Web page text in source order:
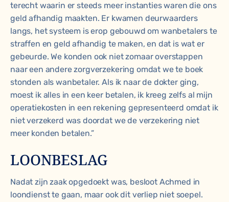
terecht waarin er steeds meer instanties waren die ons
geld afhandig maakten. Er kwamen deurwaarders
langs, het systeem is erop gebouwd om wanbetalers te
straffen en geld afhandig te maken, en dat is wat er
gebeurde. We konden ook niet zomaar overstappen
naar een andere zorgverzekering omdat we te boek
stonden als wanbetaler. Als ik naar de dokter ging,
moest ik alles in een keer betalen, ik kreeg zelfs al mijn
operatiekosten in een rekening gepresenteerd omdat ik
niet verzekerd was doordat we de verzekering niet
meer konden betalen.”
LOONBESLAG
Nadat zijn zaak opgedoekt was, besloot Achmed in
loondienst te gaan, maar ook dit verliep niet soepel.